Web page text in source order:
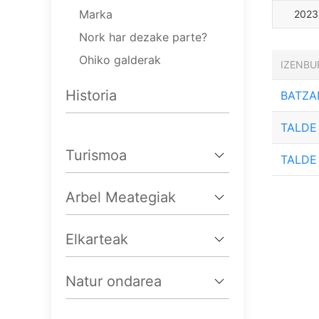
2023
Marka
Nork har dezake parte?
Ohiko galderak
Historia
Turismoa
Arbel Meategiak
Elkarteak
Natur ondarea